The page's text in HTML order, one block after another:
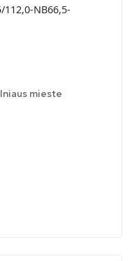
112,0-NB66,5-
mieste